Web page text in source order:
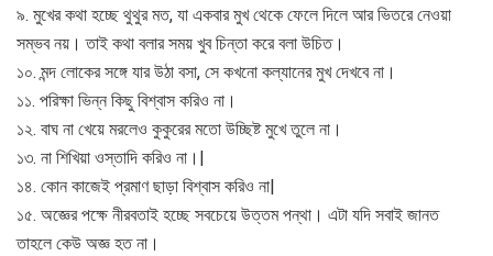
৯. মুখের কথা হচ্ছে থুথুর মত, যা একবার মুখ থেকে ফেলে দিলে আর ভিতরে নেওয়া
সম্ভব নয়। তাই কথা বলার সময় খুব চিন্তা করে বলা উচিত।
১০. মন্দ লোকের সঙ্গে যার উঠা বসা, সে কখনো কল্যানের মুখ দেখবে না।
১১. পরিক্ষা ভিন্ন কিছু বিশ্বাস করিও না।
১২. বাঘ না খেয়ে মরলেও কুকুরের মতো উচ্ছিষ্ট মুখে তুলে না।
১৩. না শিখিয়া ওস্তাদি করিও না।|
১৪. কোন কাজেই প্রমাণ ছাড়া বিশ্বাস করিও না|
১৫. অজ্ঞের পক্ষে নীরবতাই হচ্ছে সবচেয়ে উত্তম পন্থা। এটা যদি সবাই জানত
তাহলে কেউ অজ্ঞ হত না।